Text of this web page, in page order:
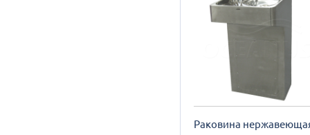
Раковина